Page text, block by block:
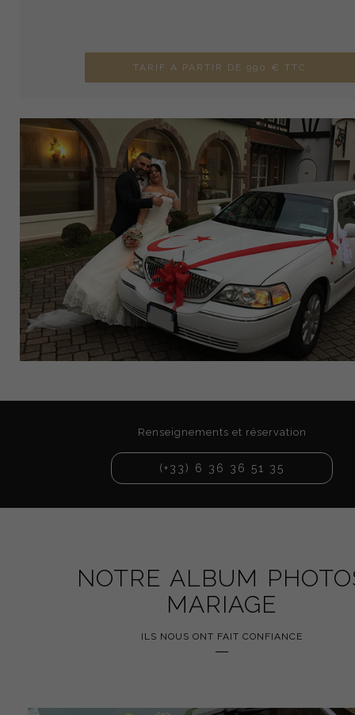
TARIF À PARTIR DE 990 € TTC.
Renseignements et réservation
(+33) 6 36 36 51 35
NOTRE ALBUM
MARIAGE
ILS NOUS ONT FAIT CONFIANCE